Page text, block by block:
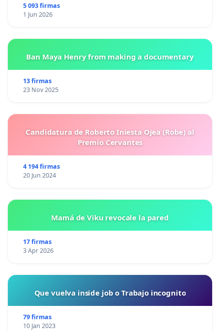
5 093 firmas
1 Jun 2026
Ban Maya Henry from making a documentary
13 firmas
23 Nov 2025
Candidatura de Roberto Iniesta Ojea (Robe) al
Premio Cervantes
4 194 firmas
20 Jun 2024
Mamá de Viku revocale la pared
17 firmas
3 Apr 2026
Que vuelva inside job o Trabajo incognito
79 firmas
10 Jan 2023